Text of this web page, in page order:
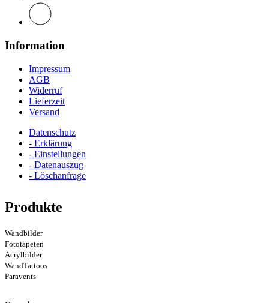
Information
Impressum
AGB
Widerruf
Lieferzeit
Versand
Datenschutz
- Erklärung
- Einstellungen
- Datenauszug
- Löschanfrage
Produkte
Wandbilder
Fototapeten
Acrylbilder
WandTattoos
Paravents